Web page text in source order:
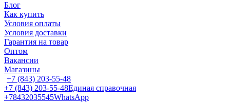
Блог
Как купить
Условия оплаты
Условия доставки
Гарантия на товар
Оптом
Вакансии
Магазины
+7 (843) 203-55-48
+7 (843) 203-55-48Единая справочная
+78432035545WhatsApp